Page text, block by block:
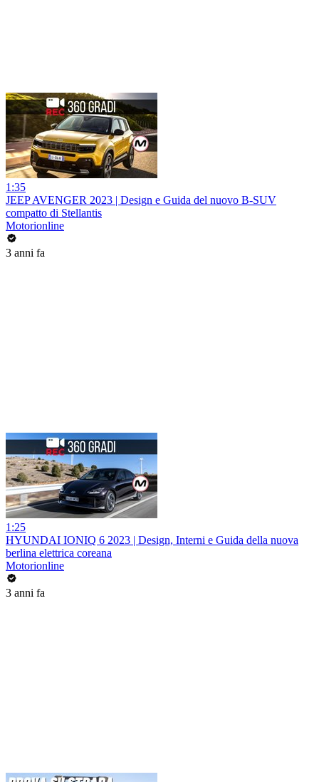
1:35
JEEP AVENGER 2023 | Design e Guida del nuovo B-SUV
compatto di Stellantis
Motorionline
3 anni fa
1:25
HYUNDAI IONIQ 6 2023 | Design, Interni e Guida della nuova
berlina elettrica coreana
Motorionline
3 anni fa